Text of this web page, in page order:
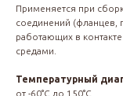
Применяется при
соединений (фланцев,
работающих в
средами.
Температурный
от -60°С до 150°С